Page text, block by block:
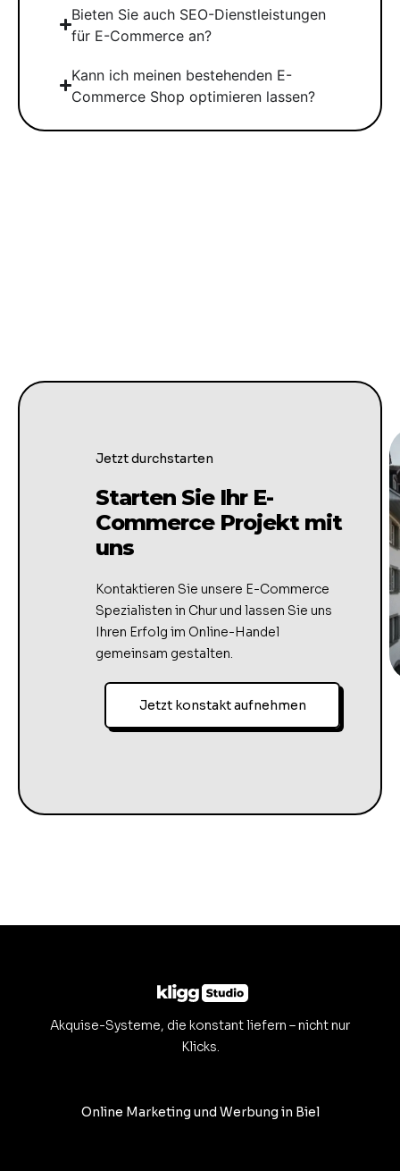
Bieten Sie auch SEO-Dienstleistungen
für E-Commerce an?
Kann ich meinen bestehenden E-
Commerce Shop optimieren lassen?
Jetzt durchstarten
Starten Sie Ihr E-
Commerce Projekt mit
uns
Kontaktieren Sie unsere E-Commerce
Spezialisten in Chur und lassen Sie uns
Ihren Erfolg im Online-Handel
gemeinsam gestalten.
Jetzt konstakt aufnehmen
Akquise-Systeme, die konstant liefern – nicht nur
Klicks.
Online Marketing und Werbung in Biel